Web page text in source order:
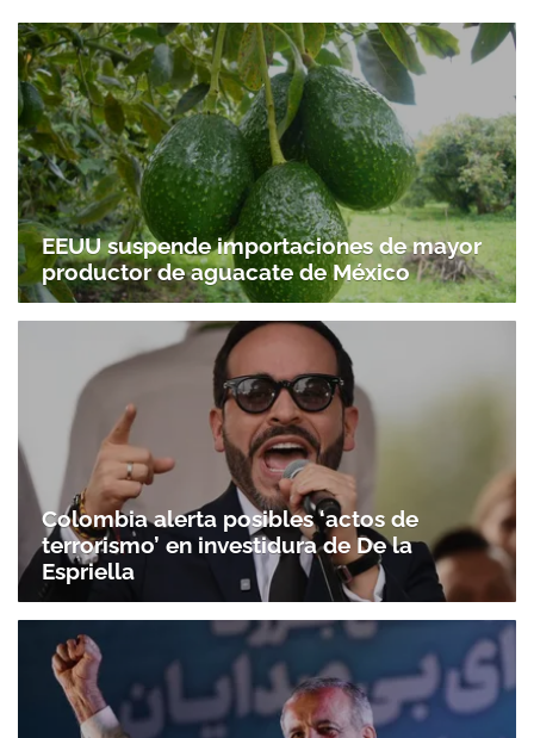
EEUU suspende importaciones de mayor
productor de aguacate de México
Colombia alerta posibles ‘actos de
terrorismo’ en investidura de De la
Espriella